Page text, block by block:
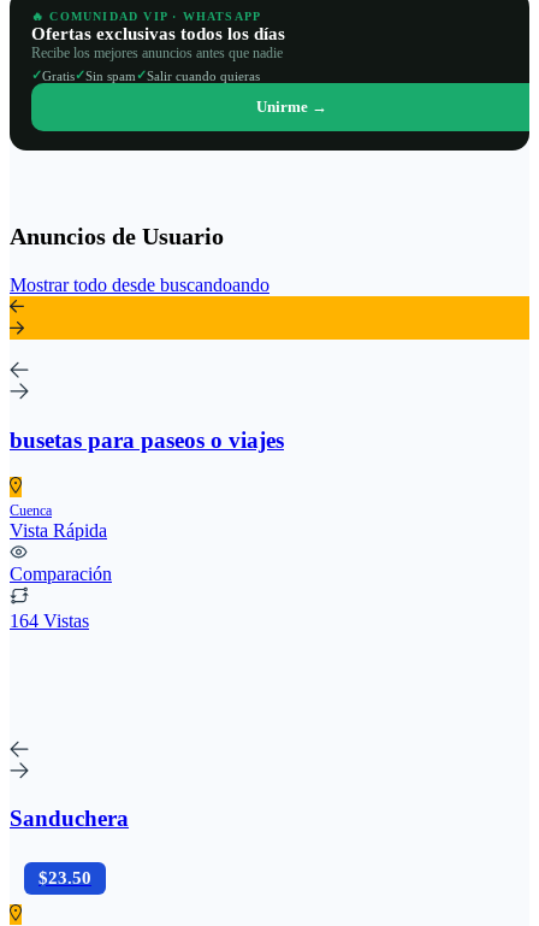
🔥 COMUNIDAD VIP · WHATSAPP
Ofertas exclusivas todos los días
Recibe los mejores anuncios antes que nadie
✓Gratis✓Sin spam✓Salir cuando quieras
Unirme →
Anuncios de Usuario
Mostrar todo desde buscandoando
busetas para paseos o viajes
Cuenca
Vista Rápida
Comparación
164 Vistas
Sanduchera
$23.50